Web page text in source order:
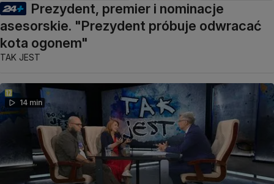
Prezydent, premier i nominacje
asesorskie. "Prezydent próbuje odwracać
kota ogonem"
TAK JEST
14 min